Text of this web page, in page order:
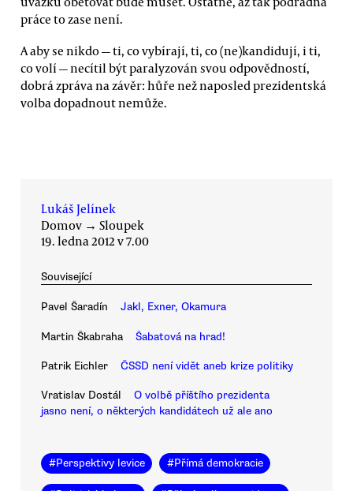
práce to zase není.
A aby se nikdo — ti, co vybírají, ti, co (ne)kandidují, i ti,
co volí — necítil být paralyzován svou odpovědností,
dobrá zpráva na závěr: hůře než naposled prezidentská
volba dopadnout nemůže.
Lukáš Jelínek
Domov → Sloupek
19. ledna 2012 v 7.00
Související
Pavel Šaradín Jakl, Exner, Okamura
Martin Škabraha Šabatová na hrad!
Patrik Eichler ČSSD není vidět aneb krize politiky
Vratislav Dostál
O volbě příštího prezidenta
jasno není, o některých kandidátech už ale ano
#Perspektivy levice #Přímá demokracie